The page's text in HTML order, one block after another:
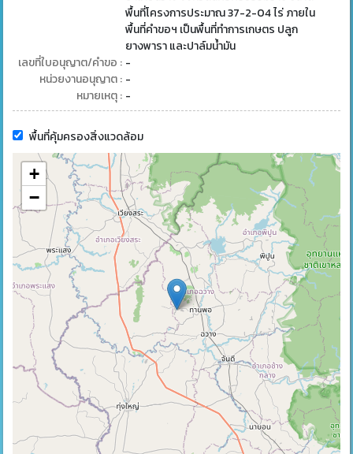
พื้นที่โครงการประมาณ 37-2-04 ไร่ ภายใน
พื้นที่คำขอฯ เป็นพื้นที่ทำการเกษตร ปลูก
ยางพารา และปาล์มน้ำมัน
เลขที่ใบอนุญาต/คำขอ : -
หน่วยงานอนุญาต : -
หมายเหตุ : -
พื้นที่คุ้มครองสิ่งแวดล้อม
+
−